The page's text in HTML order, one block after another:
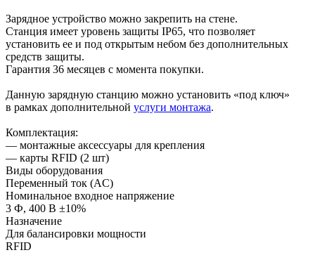
Зарядное устройство можно закрепить на стене.
Станция имеет уровень защиты IP65, что позволяет
установить ее и под открытым небом без дополнительных
средств защиты.
Гарантия 36 месяцев с момента покупки.
Данную зарядную станцию можно установить «под ключ»
в рамках дополнительной услуги монтажа.
Комплектация:
— монтажные аксессуары для крепления
— карты RFID (2 шт)
Виды оборудования
Переменный ток (AC)
Номинальное входное напряжение
3 Ф, 400 В ±10%
Назначение
Для балансировки мощности
RFID